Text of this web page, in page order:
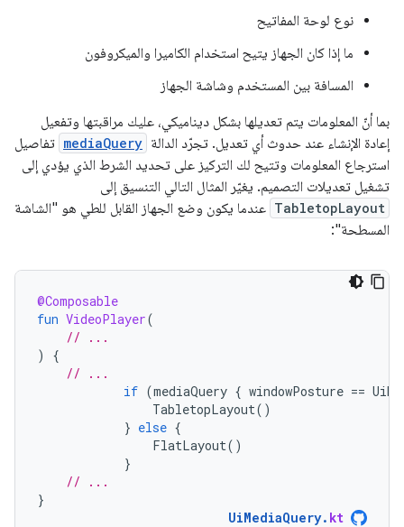
نوع لوحة المفاتيح
ما إذا كان الجهاز يتيح استخدام الكاميرا والميكروفون
المسافة بين المستخدم وشاشة الجهاز
بما أنّ المعلومات يتم تعديلها بشكل ديناميكي، عليك مراقبتها وتفعيل
إعادة الإنشاء عند حدوث أي تعديل. تجرّد الدالة mediaQuery تفاصيل
استرجاع المعلومات وتتيح لك التركيز على تحديد الشرط الذي يؤدي إلى
تشغيل تعديلات التصميم. يغيّر المثال التالي التنسيق إلى
TabletopLayout عندما يكون وضع الجهاز القابل للطي هو "الشاشة
المسطحة":
@Composable
fun VideoPlayer(
// ...
)
{
// ...
if (mediaQuery { windowPosture ==
TabletopLayout()
} else {
FlatLayout()
}
// ...
}
UiMediaQuery. kt